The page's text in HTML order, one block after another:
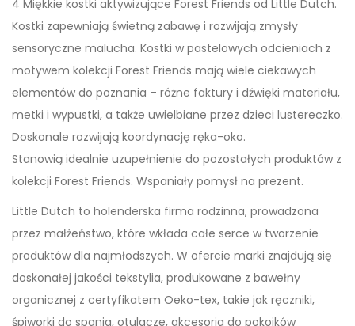
4 Miękkie kostki aktywizujące Forest Friends od Little Dutch.
Kostki zapewniają świetną zabawę i rozwijają zmysły
sensoryczne malucha. Kostki w pastelowych odcieniach z
motywem kolekcji Forest Friends mają wiele ciekawych
elementów do poznania – różne faktury i dźwięki materiału,
metki i wypustki, a także uwielbiane przez dzieci lustereczko.
Doskonale rozwijają koordynację ręka-oko.
Stanowią idealnie uzupełnienie do pozostałych produktów z
kolekcji Forest Friends. Wspaniały pomysł na prezent.
Little Dutch to holenderska firma rodzinna, prowadzona
przez małżeństwo, które wkłada całe serce w tworzenie
produktów dla najmłodszych. W ofercie marki znajdują się
doskonałej jakości tekstylia, produkowane z bawełny
organicznej z certyfikatem Oeko-tex, takie jak ręczniki,
śpiworki do spania, otulacze, akcesoria do pokoików